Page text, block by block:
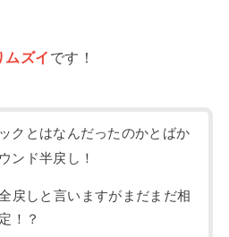
ムズイ です！
クとはなんだったのかとばか
ンド半戻し！
戻しと言いますがまだまだ相
！？